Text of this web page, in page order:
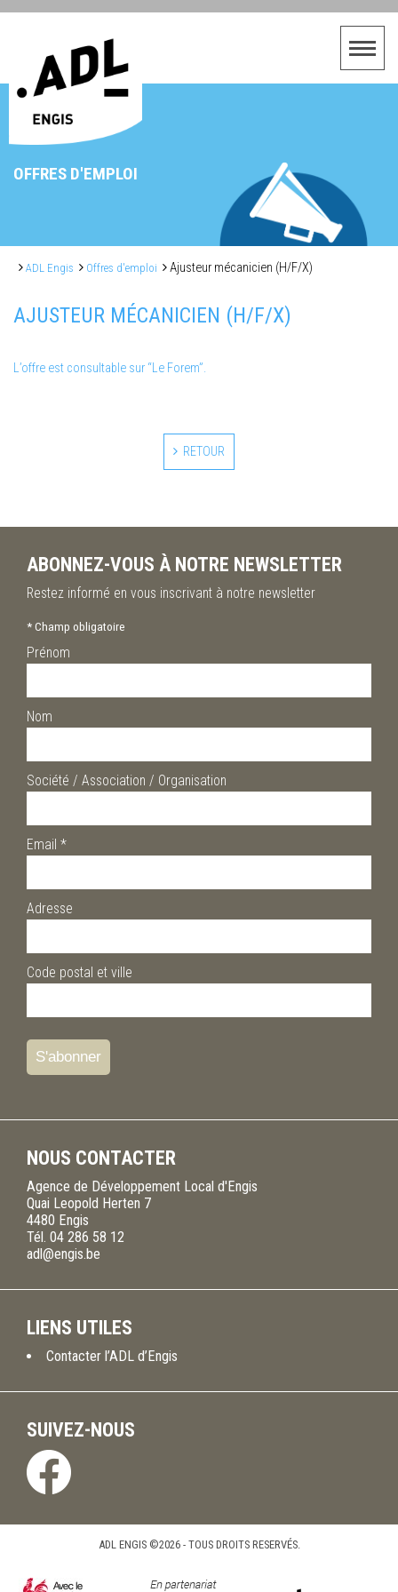
OFFRES D'EMPLOI
ADL Engis Offres d'emploi Ajusteur mécanicien (H/F/X)
AJUSTEUR MÉCANICIEN (H/F/X)
L’offre est consultable sur “Le Forem”.
RETOUR
ABONNEZ-VOUS À NOTRE NEWSLETTER
Restez informé en vous inscrivant à notre newsletter
*Champ obligatoire
Prénom
Nom
Société / Association / Organisation
Email *
Adresse
Code postal et ville
NOUS CONTACTER
Agence de Développement Local d'Engis
Quai Leopold Herten 7
4480 Engis
Tél. 04 286 58 12
adl@engis.be
LIENS UTILES
Contacter l’ADL d’Engis
SUIVEZ-NOUS
ADL ENGIS ©2026 - TOUS DROITS RESERVÉS.